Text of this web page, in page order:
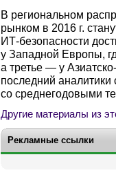
В региональном
рынком в 2016 г.
ИТ-безопасности
у Западной Европы,
а третье — у
последний
со среднегодовыми
Другие материалы из
Рекламные ссылки